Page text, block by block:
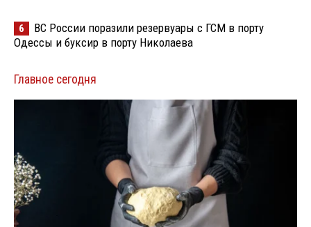
6
ВС России поразили резервуары с ГСМ в порту
Одессы и буксир в порту Николаева
Главное сегодня